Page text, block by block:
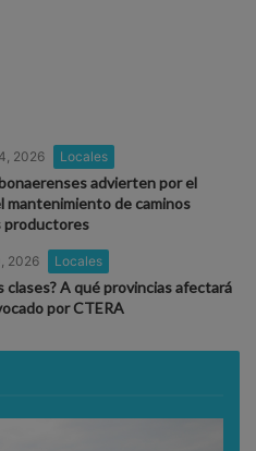
2026 Locales
advierten por el
mantenimiento de caminos
productores
2026 Locales
clases? A qué provincias afectará
por CTERA